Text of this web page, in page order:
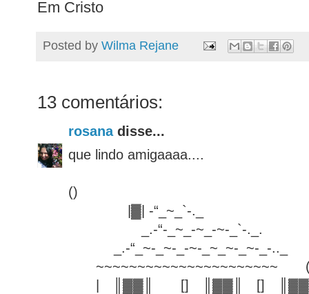
Em Cristo
Posted by Wilma Rejane
13 comentários:
rosanadisse...
que lindo amigaaaa....
()
|▓| -“_~_`-._
_.-“-_~_-~_-~-_`-
_.-“_~-_~-_-~-_~_~-_~-_-.._
~~~~~~~~~~~~~~~~~~~~~~
| ║▓▓║ [] ║▓▓║ []